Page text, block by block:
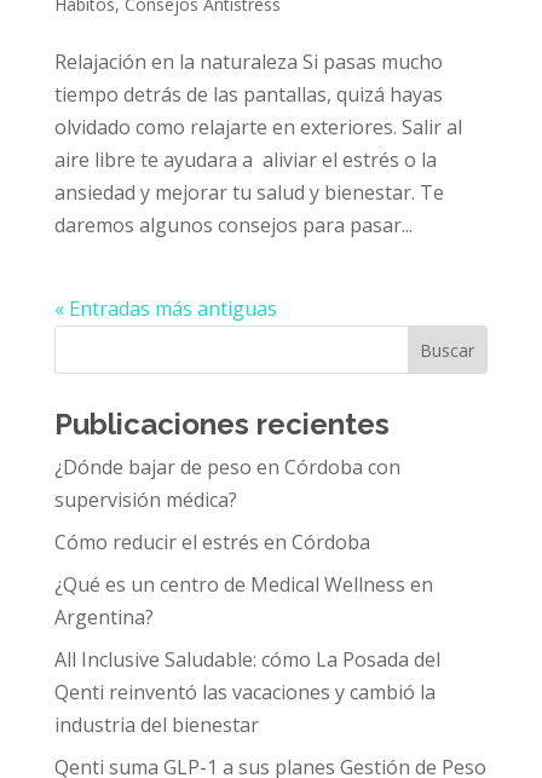
Relajación en la naturaleza Si pasas mucho
tiempo detrás de las pantallas, quizá hayas
olvidado como relajarte en exteriores. Salir al
aire libre te ayudara a aliviar el estrés o la
ansiedad y mejorar tu salud y bienestar. Te
daremos algunos consejos para pasar...
« Entradas más antiguas
Buscar
Publicaciones recientes
¿Dónde bajar de peso en Córdoba con
supervisión médica?
Cómo reducir el estrés en Córdoba
¿Qué es un centro de Medical Wellness en
Argentina?
All Inclusive Saludable: cómo La Posada del
Qenti reinventó las vacaciones y cambió la
industria del bienestar
Qenti suma GLP-1 a sus planes Gestión de Peso